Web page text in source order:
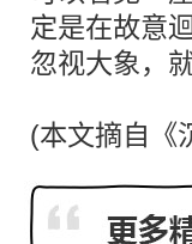
定是在故意
忽视大象，
(本文摘自《